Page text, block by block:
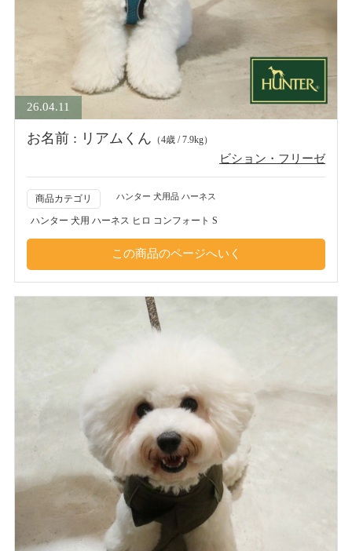
26.04.11
お名前 : リアムくん （4歳 / 7.9kg）
ビション・フリーゼ
商品カテゴリ ハンター 犬用品 ハーネス
ハンター 犬用 ハーネス ヒロ コンフォート S